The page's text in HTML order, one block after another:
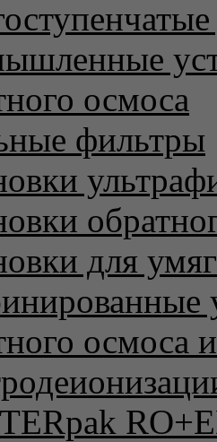
осмоса
фильтры
для
осмоса и